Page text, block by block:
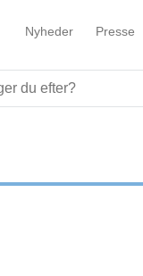
Nyheder Presse